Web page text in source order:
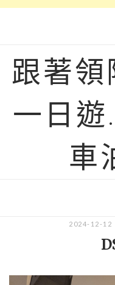
跟著領
一日
車
2024-12-12